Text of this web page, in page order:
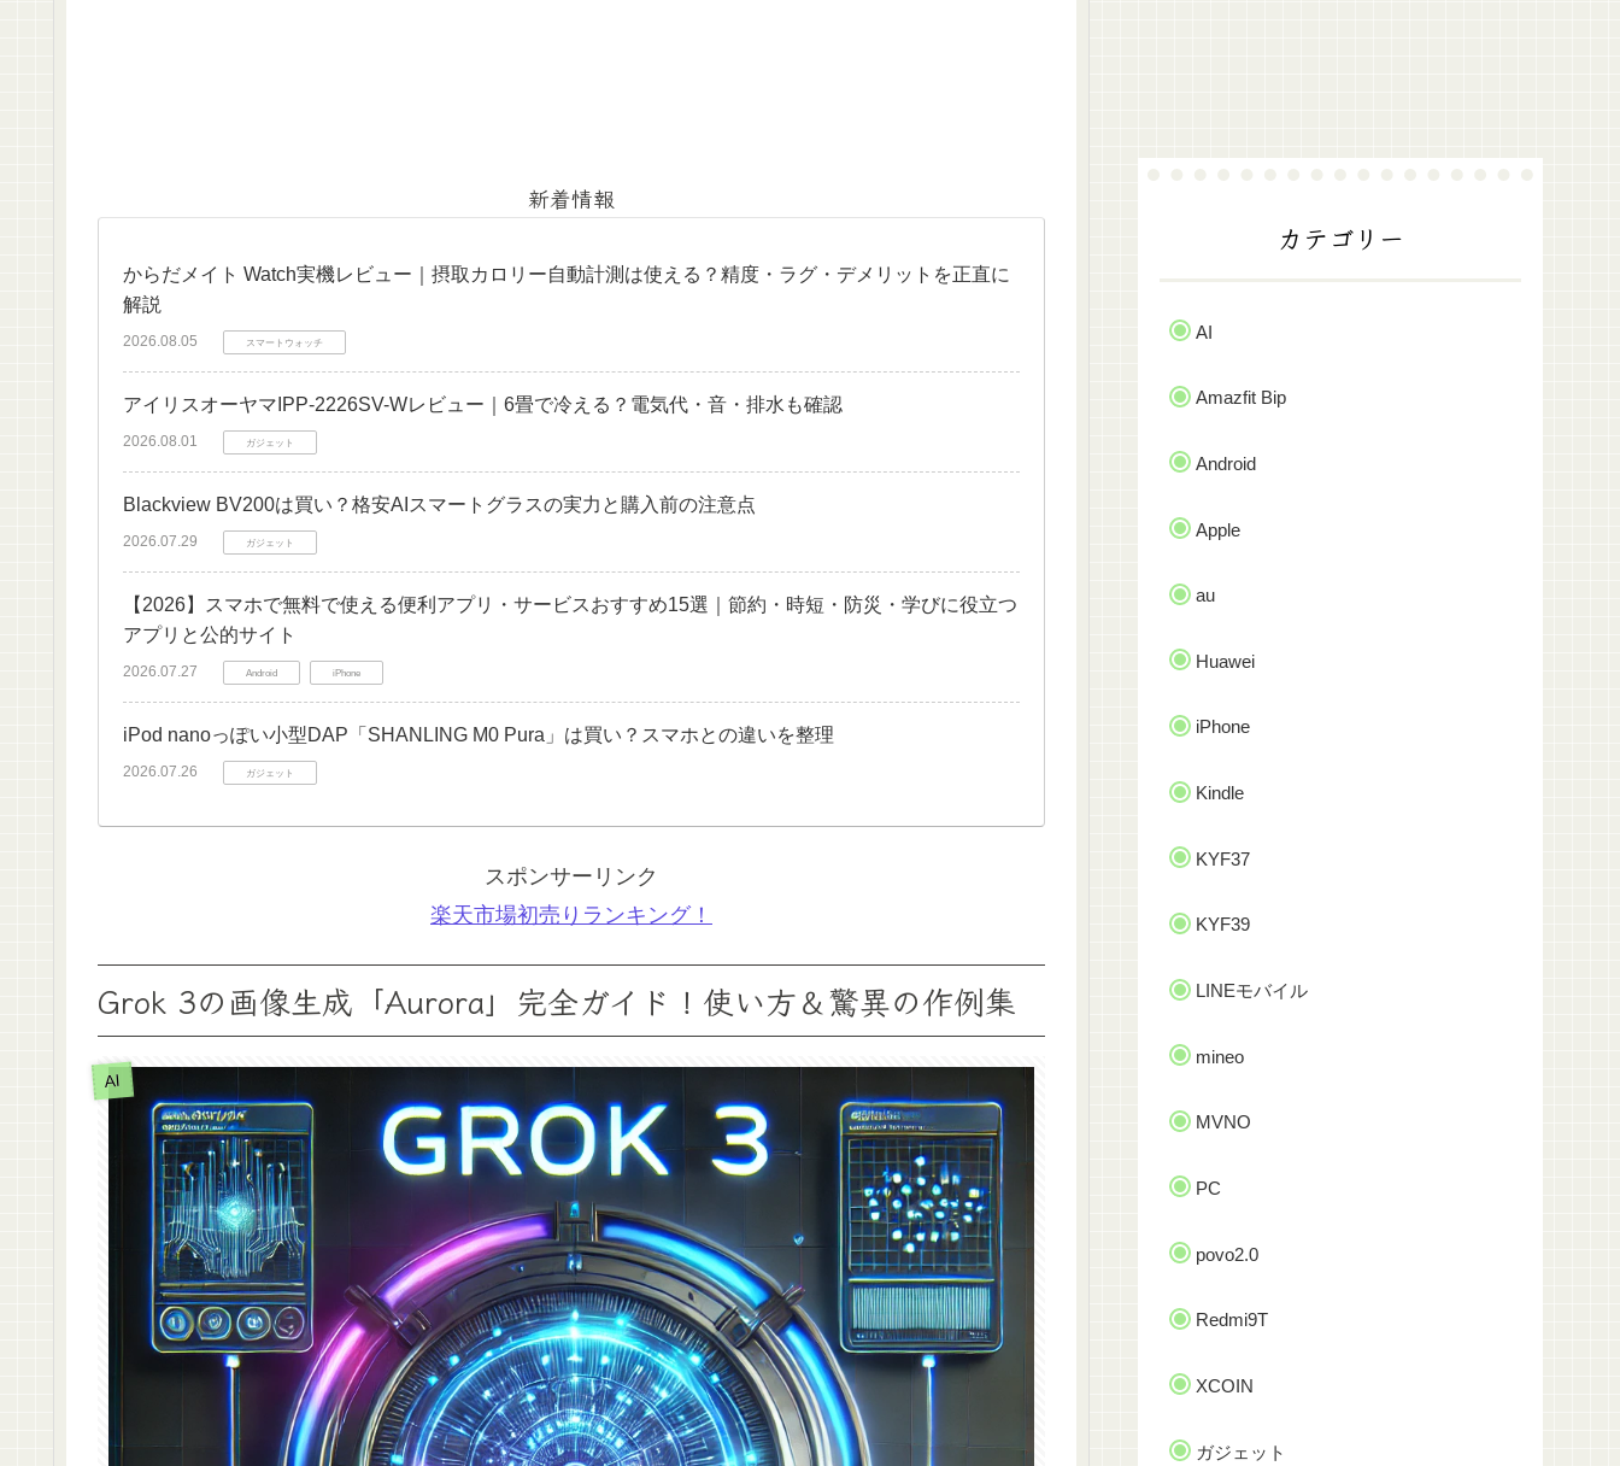
新着情報
からだメイト Watch実機レビュー｜摂取カロリー自動計測は使える？精度・ラグ・デメリットを正直に
解説
2026.08.05 スマートウォッチ
アイリスオーヤマIPP-2226SV-Wレビュー｜6畳で冷える？電気代・音・排水も確認
2026.08.01 ガジェット
Blackview BV200は買い？格安AIスマートグラスの実力と購入前の注意点
2026.07.29 ガジェット
【2026】スマホで無料で使える便利アプリ・サービスおすすめ15選｜節約・時短・防災・学びに役立つ
アプリと公的サイト
2026.07.27 Android iPhone
iPod nanoっぽい小型DAP「SHANLING M0 Pura」は買い？スマホとの違いを整理
2026.07.26 ガジェット
スポンサーリンク
楽天市場初売りランキング！
Grok 3の画像生成「Aurora」完全ガイド！使い方＆驚異の作例集
AI
カテゴリー
AI
Amazfit Bip
Android
Apple
au
Huawei
iPhone
Kindle
KYF37
KYF39
LINEモバイル
mineo
MVNO
PC
povo2.0
Redmi9T
XCOIN
ガジェット